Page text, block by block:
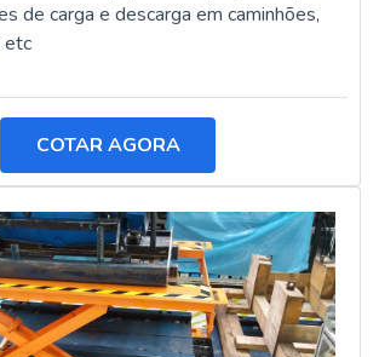
de carga e descarga em caminhões,
etc
COTAR AGORA